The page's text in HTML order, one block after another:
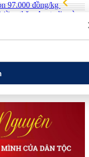
97.000 đồng/kg
thăm Australia và
Xử lý đến cùng các